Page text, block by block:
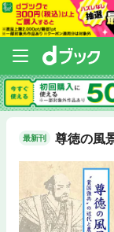
最新刊 尊徳の風